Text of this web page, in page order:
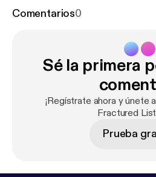
others, Lustig sits down to
Comentarios0
Sé la primera
¡Regístrate ahora y únete
Fractured
Prueba